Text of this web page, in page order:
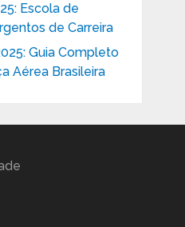
Escola de
de Carreira
Guia Completo
Aérea Brasileira